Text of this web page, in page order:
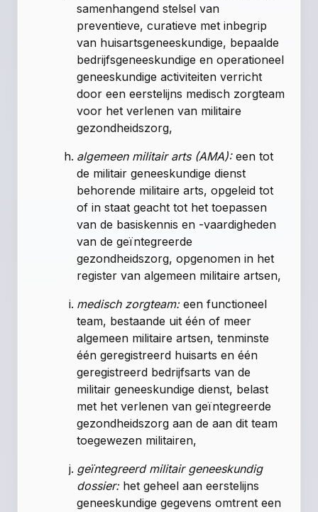
samenhangend stelsel van
preventieve, curatieve met inbegrip
van huisartsgeneeskundige, bepaalde
bedrijfsgeneeskundige en operationeel
geneeskundige activiteiten verricht
door een eerstelijns medisch zorgteam
voor het verlenen van militaire
gezondheidszorg,
algemeen militair arts (AMA):een tot
de militair geneeskundige dienst
behorende militaire arts, opgeleid tot
of in staat geacht tot het toepassen
van de basiskennis en -vaardigheden
van de geïntegreerde
gezondheidszorg, opgenomen in het
register van algemeen militaire artsen,
medisch zorgteam:een functioneel
team, bestaande uit één of meer
algemeen militaire artsen, tenminste
één geregistreerd huisarts en één
geregistreerd bedrijfsarts van de
militair geneeskundige dienst, belast
met het verlenen van geïntegreerde
gezondheidszorg aan de aan dit team
toegewezen militairen,
geïntegreerd militair geneeskundig
dossier:het geheel aan eerstelijns
geneeskundige gegevens omtrent een